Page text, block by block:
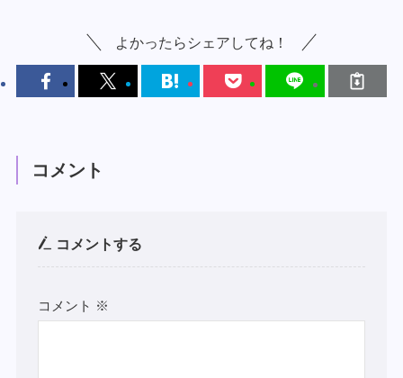
よかったらシェアしてね！
コメント
コメントする
コメント ※